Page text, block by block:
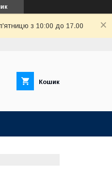
п'ятницю з 10:00 до 17.00
Кошик